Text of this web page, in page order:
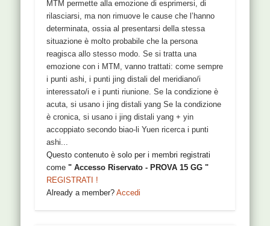
MTM permette alla emozione di esprimersi, di
rilasciarsi, ma non rimuove le cause che l’hanno
determinata, ossia al presentarsi della stessa
situazione è molto probabile che la persona
reagisca allo stesso modo. Se si tratta una
emozione con i MTM, vanno trattati: come sempre
i punti ashi, i punti jing distali del meridiano/i
interessato/i e i punti riunione. Se la condizione è
acuta, si usano i jing distali yang Se la condizione
è cronica, si usano i jing distali yang + yin
accoppiato secondo biao-li Yuen ricerca i punti
ashi...
Questo contenuto è solo per i membri registrati
come" Accesso Riservato - PROVA 15 GG "
REGISTRATI !
Already a member?Accedi